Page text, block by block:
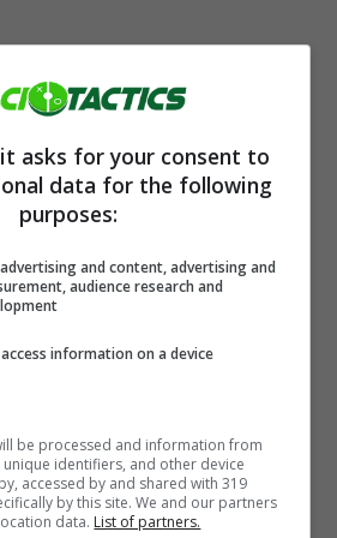
mostrando grande
si sarebbe portata in
nei confronti diTiago
di Torino avrebbe deciso di
manifestando la volontà di
difensore già a
asks for your consent to
data for the following
purposes:
and content, advertising and
audience research and
information on a device
be processed and information from
identifiers, and other device
accessed by and shared with 319
by this site. We and our partners
data. List of partners.